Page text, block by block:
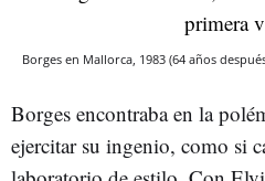
Borges en Mallorca, 1983 (64 años
Borges encontraba en la
ejercitar su ingenio, como si